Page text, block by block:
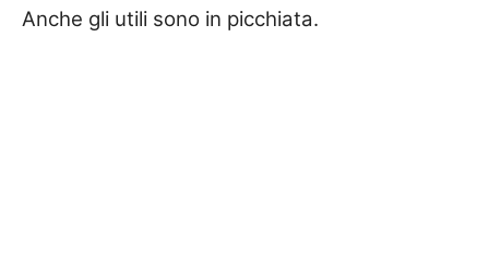
Anche gli utili sono in picchiata.